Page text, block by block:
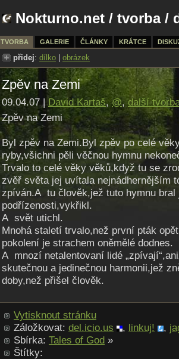
Nokturno.net / tvorba/
TVORBA GALERIE ČLÁNKY KRÁTCE
přidej: dílko obrázek
Zpěv na Zemi
09.04.07 | David Kartaš,@,další
Zpěv na Zemi
Byl zpěv na Zemi.Byl zpěv po celé
ryby,všichni pěli věčnou hymnu
Trvalo to celé věky věků,když tu se
zvěř světa jej uvítala nejnádhernějším
zpíván.A tu člověk,jež tuto hymnu bral
podřízenosti,vyk­řikl.
A svět utichl.
Mnohá staletí trvalo,než první pták
pokolení je strachem oněmělé dodnes.
A mnozí netalentovaní lidé
skutečnou a jedinečnou harmonii,jež
doby,než přišel člověk.
Vytisknout stránku
Záložkovat: del.icio.us , linkuj! ,
Sbírka: Tales of God »
Štítky: